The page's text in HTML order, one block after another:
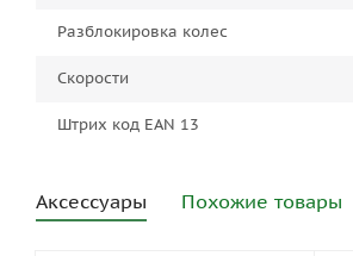
Разблокировка колес
Скорости
Штрих код EAN 13
Аксессуары Похожие товары